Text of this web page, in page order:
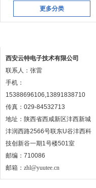
更多分类
西安云特电子技术有限公司
联系人：张雷
手机：
15388696106,13891838710
传真：029-84532713
地址：陕西省西咸新区沣西新城
沣润西路2566号联东U谷沣西科
技创新谷一期1号楼501室
邮编：710086
邮箱： zhl@yuutee.cn